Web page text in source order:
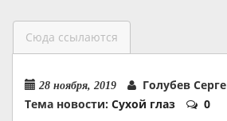
Сюда ссылаются
28 ноября, 2019
Голубев
Тема новости: Сухой глаз 0